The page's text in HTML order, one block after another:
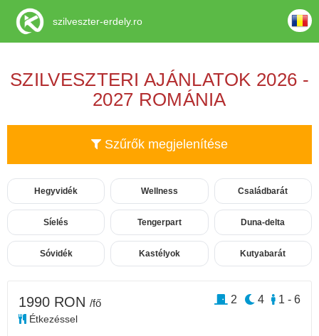
SZILVESZTERI AJÁNLATOK 2026 -
2027 ROMÁNIA
Szűrők megjelenítése
Hegyvidék Wellness Családbarát
Síelés Tengerpart Duna-delta
Sóvidék Kastélyok Kutyabarát
1990 RON /fő
Étkezéssel
1 - 6
4
2
szilveszter-erdely.ro